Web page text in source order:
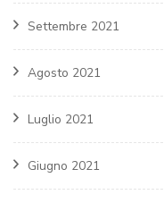
Settembre 2021
Agosto 2021
Luglio 2021
Giugno 2021